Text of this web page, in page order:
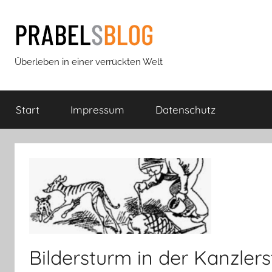
Inhalt
springen
Prabels
Blog
Überleben in einer verrückten Welt
Start Impressum Datenschutz
Bildersturm in der